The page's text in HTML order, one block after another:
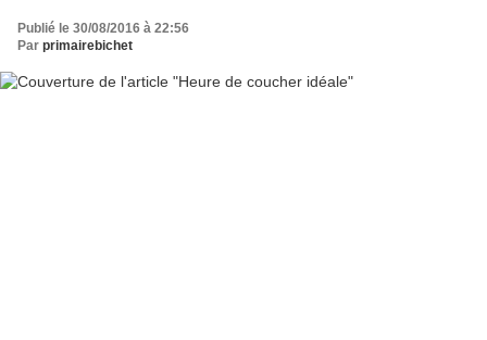
Publié le 30/08/2016 à 22:56
Par primairebichet